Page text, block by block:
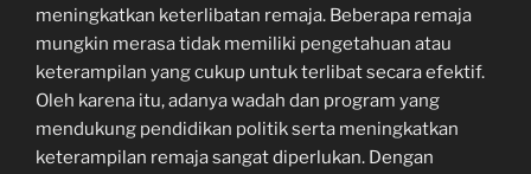
meningkatkan keterlibatan remaja. Beberapa remaja
mungkin merasa tidak memiliki pengetahuan atau
keterampilan yang cukup untuk terlibat secara efektif.
Oleh karena itu, adanya wadah dan program yang
mendukung pendidikan politik serta meningkatkan
keterampilan remaja sangat diperlukan. Dengan